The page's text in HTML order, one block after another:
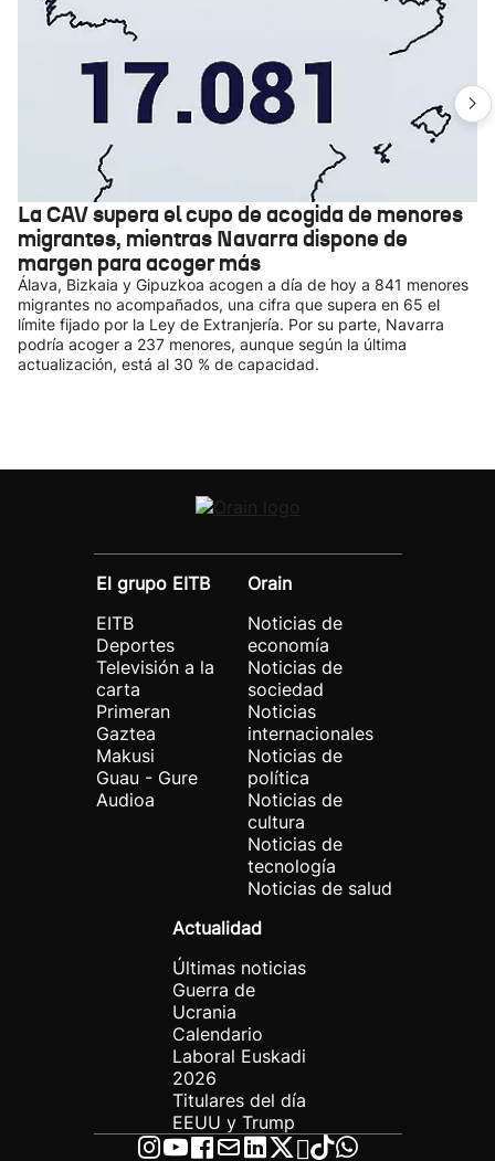
La CAV supera el cupo de acogida de menores
migrantes, mientras Navarra dispone de
margen para acoger más
Álava, Bizkaia y Gipuzkoa acogen a día de hoy a 841 menores
migrantes no acompañados, una cifra que supera en 65 el
límite fijado por la Ley de Extranjería. Por su parte, Navarra
podría acoger a 237 menores, aunque según la última
actualización, está al 30 % de capacidad.
El grupo EITB
EITB
Deportes
Televisión a la
carta
Primeran
Gaztea
Makusi
Guau - Gure
Audioa
Orain
Noticias de
economía
Noticias de
sociedad
Noticias
internacionales
Noticias de
política
Noticias de
cultura
Noticias de
tecnología
Noticias de salud
Actualidad
Últimas noticias
Guerra de
Ucrania
Calendario
Laboral Euskadi
2026
Titulares del día
EEUU y Trump